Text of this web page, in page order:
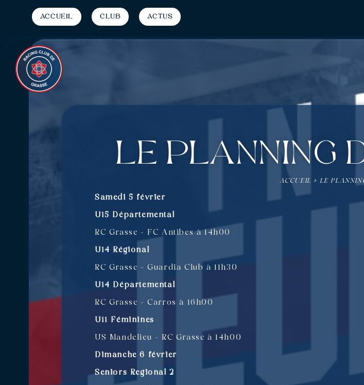
Accueil Club Actus
Le planning
ACCUEIL » LE
Samedi 5 février
U15 Départemental
RC Grasse – FC Antibes à 14h00
U14 Régional
RC Grasse – Guardia Club à 11h30
U14 Départemental
RC Grasse – Carros à 16h00
U11 Féminines
US Mandelieu – RC Grasse à 14h00
Dimanche 6 février
Seniors Regional 2